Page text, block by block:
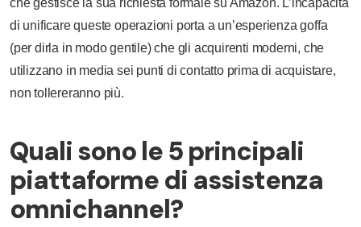
che gestisce la sua richiesta formale su Amazon. L’incapacità
di unificare queste operazioni porta a un’esperienza goffa
(per dirla in modo gentile) che gli acquirenti moderni, che
utilizzano in media sei punti di contatto prima di acquistare,
non tollereranno più.
Quali sono le 5 principali
piattaforme di assistenza
omnichannel?